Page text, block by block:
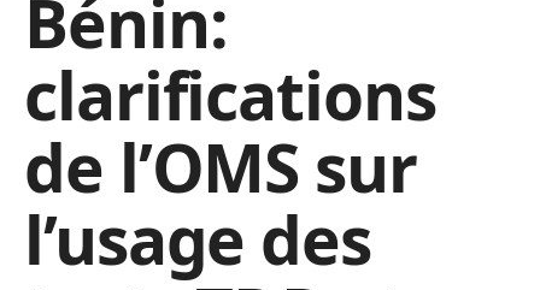
Bénin:
clarifications
de l’OMS sur
l’usage des